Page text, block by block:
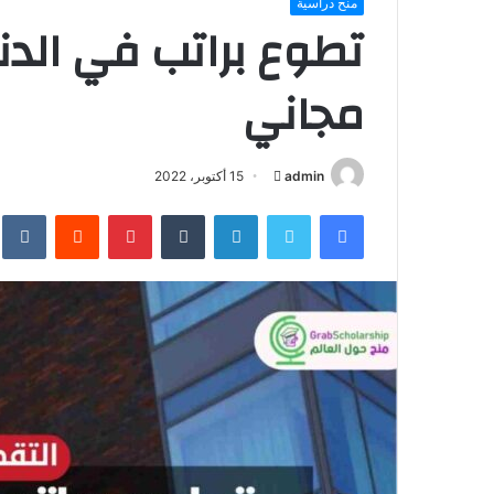
مجاني
admin
أرسل
إلكترونيا
15 أكتوبر، 2022
فيسبوك تويتر لينكدإن بينتيريست